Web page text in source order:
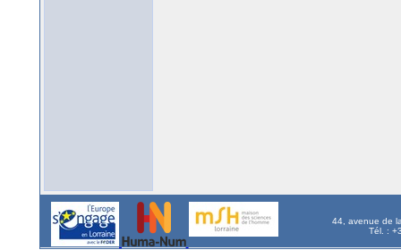
44, avenue de
Tél. :